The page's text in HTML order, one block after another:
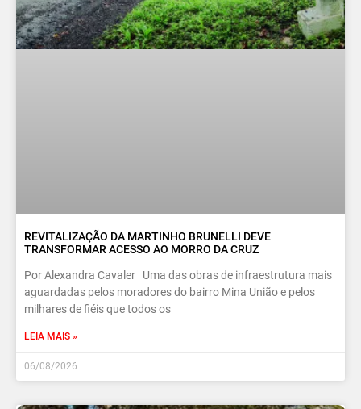
REVITALIZAÇÃO DA MARTINHO BRUNELLI DEVE
TRANSFORMAR ACESSO AO MORRO DA CRUZ
Por Alexandra Cavaler Uma das obras de infraestrutura mais
aguardadas pelos moradores do bairro Mina União e pelos
milhares de fiéis que todos os
LEIA MAIS »
06/08/2026